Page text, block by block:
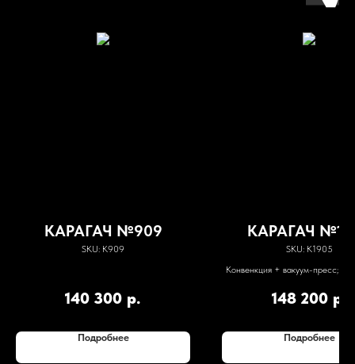
КАРАГАЧ №909
SKU: К909
140 300 р.
Подробнее
КАРАГАЧ
SKU: К1905
Конвенкция + вакуум-пресс;
148 200 р.
Подробнее